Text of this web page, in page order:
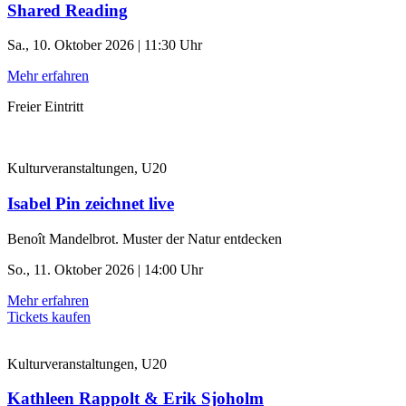
Shared Reading
Sa., 10. Oktober 2026 | 11:30 Uhr
Mehr erfahren
Freier Eintritt
Kulturveranstaltungen, U20
Isabel Pin zeichnet live
Benoît Mandelbrot. Muster der Natur entdecken
So., 11. Oktober 2026 | 14:00 Uhr
Mehr erfahren
Tickets kaufen
Kulturveranstaltungen, U20
Kathleen Rappolt & Erik Sjoholm